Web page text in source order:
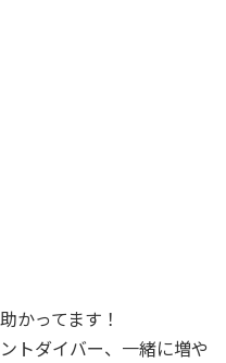
かってます！
トダイバー、一緒に増や